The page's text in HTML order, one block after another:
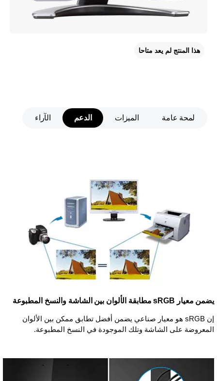
هذا المنتج لم يعد متاحا
لمحة عامة الميزات الدعم الآراء
يضمن معيار sRGB مطابقة الألوان بين الشاشة والنسخ المطبوعة
إن sRGB هو معيار صناعي يضمن أفضل تطابق ممكن بين الألوان
المعروضة على الشاشة وتلك الموجودة في النسخ المطبوعة.